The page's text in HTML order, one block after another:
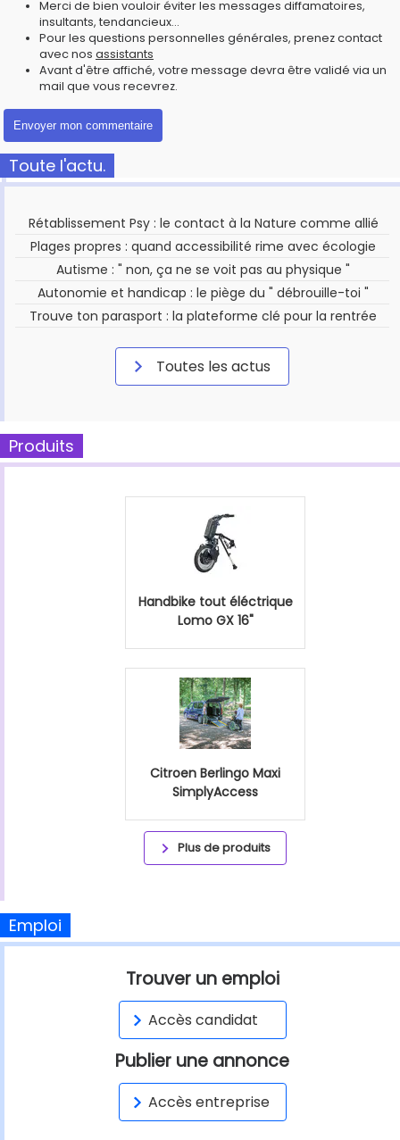
Merci de bien vouloir éviter les messages diffamatoires,
insultants, tendancieux...
Pour les questions personnelles générales, prenez contact
avec nos assistants
Avant d'être affiché, votre message devra être validé via un
mail que vous recevrez.
Toute l'actu.
Rétablissement Psy : le contact à la Nature comme allié
Plages propres : quand accessibilité rime avec écologie
Autisme : " non, ça ne se voit pas au physique "
Autonomie et handicap : le piège du " débrouille-toi "
Trouve ton parasport : la plateforme clé pour la rentrée
Toutes les actus
Produits
Handbike tout éléctrique
Lomo GX 16"
Citroen Berlingo Maxi
SimplyAccess
Plus de produits
Emploi
Trouver un emploi
Accès candidat
Publier une annonce
Accès entreprise